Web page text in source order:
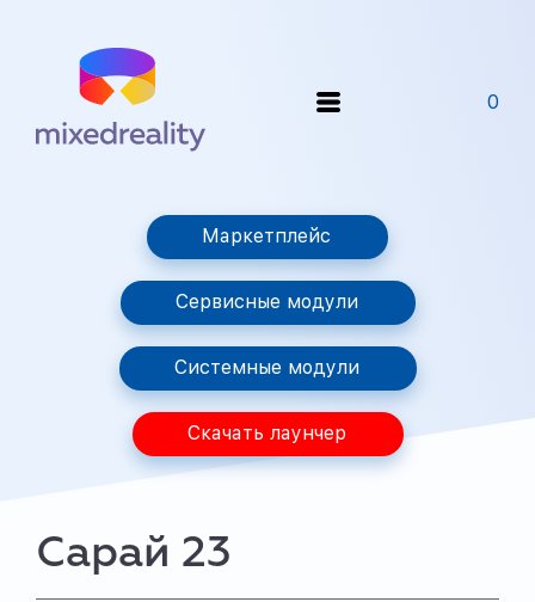
0
Маркетплейс
Сервисные модули
Системные модули
Скачать лаунчер
Сарай 23